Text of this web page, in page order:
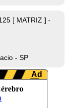
[ MATRIZ ] -
- SP